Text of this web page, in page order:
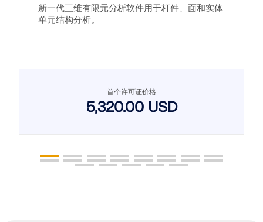
新一代三维有限元分析软件用于杆件、面和实体
单元结构分析。
首个许可证价格
5,320.00 USD